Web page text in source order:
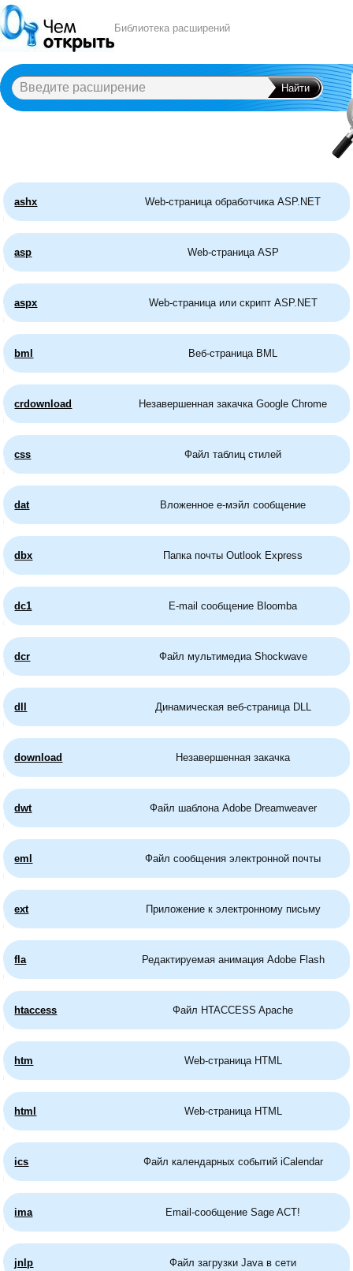
Библиотека расширений
X
ashx Web-страница обработчика ASP.NET
asp Web-страница ASP
aspx Web-страница или скрипт ASP.NET
bml Веб-страница BML
crdownload Незавершенная закачка Google Chrome
css Файл таблиц стилей
dat Вложенное е-мэйл сообщение
dbx Папка почты Outlook Express
dc1 E-mail сообщение Bloomba
dcr Файл мультимедиа Shockwave
dll Динамическая веб-страница DLL
download Незавершенная закачка
dwt Файл шаблона Adobe Dreamweaver
eml Файл сообщения электронной почты
ext Приложение к электронному письму
fla Редактируемая анимация Adobe Flash
htaccess Файл HTACCESS Apache
htm Web-страница HTML
html Web-страница HTML
ics Файл календарных событий iCalendar
ima Email-сообщение Sage ACT!
jnlp Файл загрузки Java в сети